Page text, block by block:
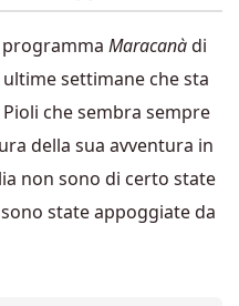
programma Maracanàdi
settimane che sta
che sembra sempre
della sua avventura in
non sono di certo state
state appoggiate da